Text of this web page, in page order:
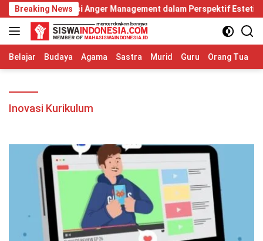
Langsung
ke
konten
Breaking News
Diri: Relevansi Anger Management dalam Perspektif Estetika
Belajar Budaya Agama Sastra Murid Guru Orang Tua
Inovasi Kurikulum